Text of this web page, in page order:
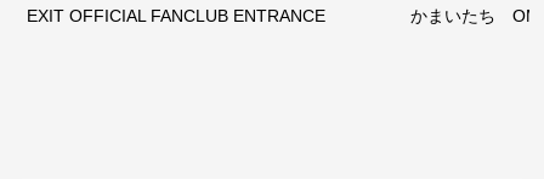
EXIT OFFICIAL FANCLUB ENTRANCE かまいたち